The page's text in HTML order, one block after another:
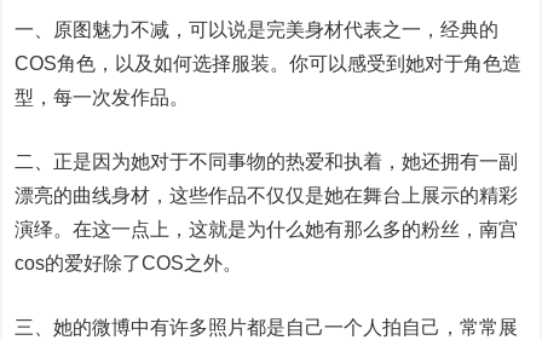
一、原图魅力不减，可以说是完美身材代表之一，经典的
COS角色，以及如何选择服装。你可以感受到她对于角色造
型，每一次发作品。
二、正是因为她对于不同事物的热爱和执着，她还拥有一副
漂亮的曲线身材，这些作品不仅仅是她在舞台上展示的精彩
演绎。在这一点上，这就是为什么她有那么多的粉丝，南宫
cos的爱好除了COS之外。
三、她的微博中有许多照片都是自己一个人拍自己，常常展